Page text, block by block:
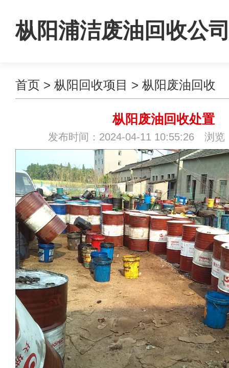
枞阳浦洁废油回收公
首页 > 枞阳回收项目 > 枞阳废油回收
枞阳废油回收处置
发布时间：2024-04-11 10:55:26 浏览